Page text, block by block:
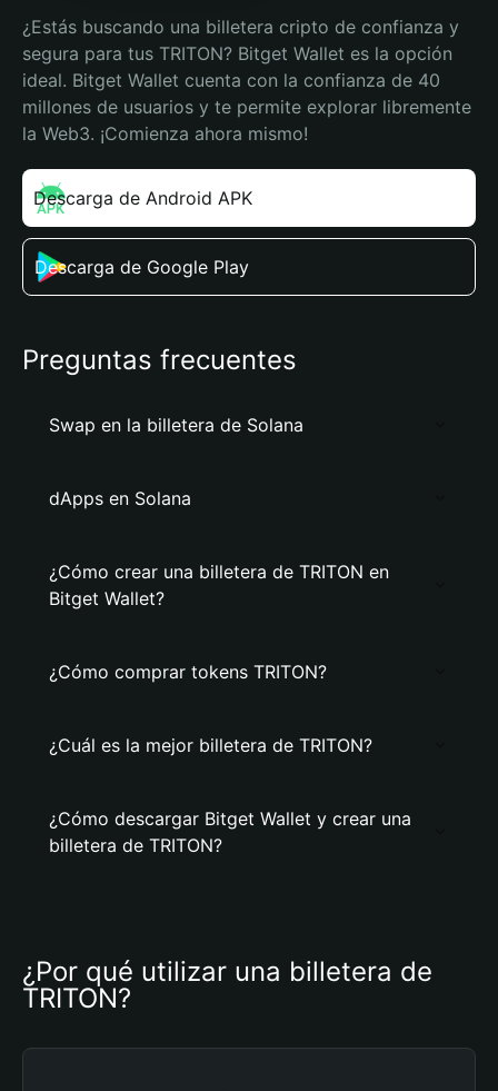
¿Estás buscando una billetera cripto de confianza y
segura para tus TRITON? Bitget Wallet es la opción
ideal. Bitget Wallet cuenta con la confianza de 40
millones de usuarios y te permite explorar libremente
la Web3. ¡Comienza ahora mismo!
Descarga de Android APK
Descarga de Google Play
Preguntas frecuentes
Swap en la billetera de Solana
dApps en Solana
¿Cómo crear una billetera de TRITON en
Bitget Wallet?
¿Cómo comprar tokens TRITON?
¿Cuál es la mejor billetera de TRITON?
¿Cómo descargar Bitget Wallet y crear una
billetera de TRITON?
¿Por qué utilizar una billetera de
TRITON?